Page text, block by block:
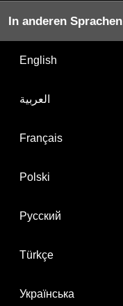
In anderen Sprachen
English
العربية
Français
Polski
Русский
Türkçe
Українська